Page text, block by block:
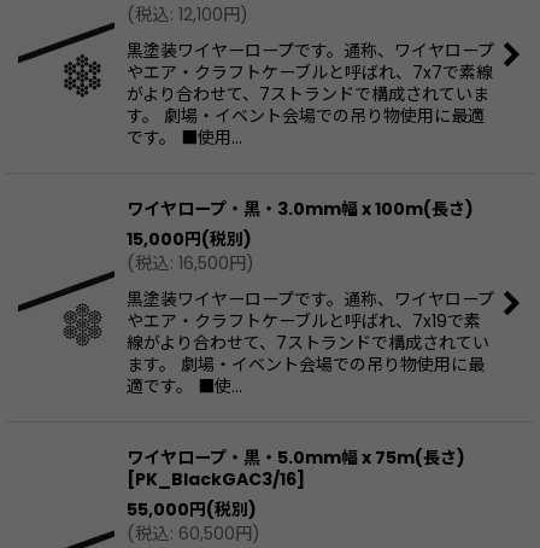
(税込: 12,100円)
黒塗装ワイヤーロープです。通称、ワイヤロープ
やエア・クラフトケーブルと呼ばれ、7x7で素線
がより合わせて、7ストランドで構成されていま
す。 劇場・イベント会場での吊り物使用に最適
です。 ■使用…
ワイヤロープ・黒・3.0mm幅 x 100m(長さ)
15,000円(税別)
(税込: 16,500円)
黒塗装ワイヤーロープです。通称、ワイヤロープ
やエア・クラフトケーブルと呼ばれ、7x19で素
線がより合わせて、7ストランドで構成されてい
ます。 劇場・イベント会場での吊り物使用に最
適です。 ■使…
ワイヤロープ・黒・5.0mm幅 x 75m(長さ)
[PK_BlackGAC3/16]
55,000円(税別)
(税込: 60,500円)